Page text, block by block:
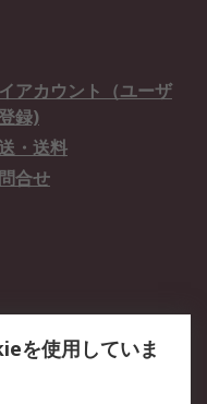
アカウント（ユーザ
録)
・送料
合せ
を使用していま